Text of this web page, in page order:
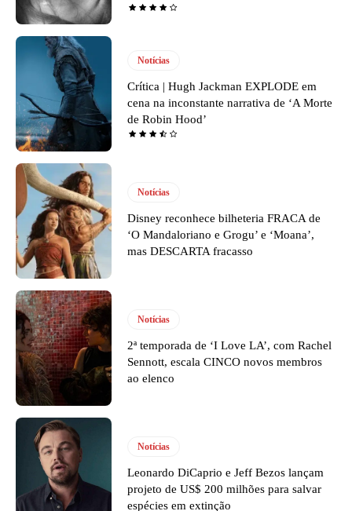
Notícias
Crítica | Hugh Jackman EXPLODE em
cena na inconstante narrativa de ‘A Morte
de Robin Hood’
Notícias
Disney reconhece bilheteria FRACA de
‘O Mandaloriano e Grogu’ e ‘Moana’,
mas DESCARTA fracasso
Notícias
2ª temporada de ‘I Love LA’, com Rachel
Sennott, escala CINCO novos membros
ao elenco
Notícias
Leonardo DiCaprio e Jeff Bezos lançam
projeto de US$ 200 milhões para salvar
espécies em extinção